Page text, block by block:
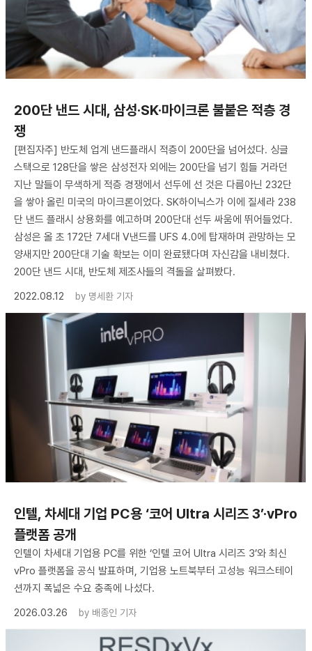
200단 낸드 시대, 삼성·SK·마이크론 불붙은 적층 경
쟁
[편집자주] 반도체 업계 낸드플래시 적층이 200단을 넘어섰다. 싱글
스택으로 128단을 쌓은 삼성전자 외에는 200단을 넘기 힘들 거라던
지난 말들이 무색하게 적층 경쟁에서 선두에 선 것은 다름아닌 232단
을 쌓아 올린 미국의 마이크론이었다. SK하이닉스가 이에 질세라 238
단 낸드 플래시 상용화를 예고하며 200단대 선두 싸움에 뛰어들었다.
삼성은 올 초 172단 7세대 V낸드를 UFS 4.0에 탑재하며 관망하는 모
양새지만 200단대 기술 확보는 이미 완료됐다며 자신감을 내비쳤다.
200단 낸드 시대, 반도체 제조사들의 격돌을 살펴봤다.
2022.08.12
by 명세환 기자
인텔, 차세대 기업 PC용 ‘코어 Ultra 시리즈 3’·vPro
플랫폼 공개
인텔이 차세대 기업용 PC를 위한 ‘인텔 코어 Ultra 시리즈 3’와 최신
vPro 플랫폼을 공식 발표하며, 기업용 노트북부터 고성능 워크스테이
션까지 폭넓은 수요 충족에 나섰다.
2026.03.26
by 배종인 기자